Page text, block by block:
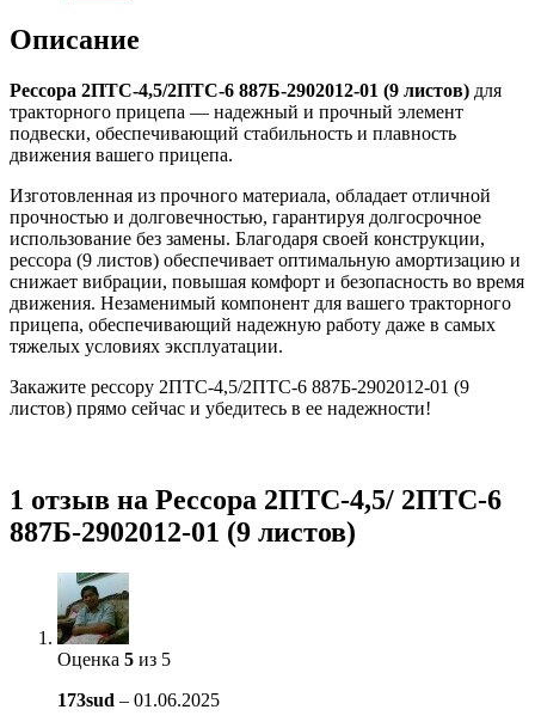
Описание
Рессора 2ПТС-4,5/2ПТС-6 887Б-2902012-01 (9 листов) для
тракторного прицепа — надежный и прочный элемент
подвески, обеспечивающий стабильность и плавность
движения вашего прицепа.
Изготовленная из прочного материала, обладает отличной
прочностью и долговечностью, гарантируя долгосрочное
использование без замены. Благодаря своей конструкции,
рессора (9 листов) обеспечивает оптимальную амортизацию и
снижает вибрации, повышая комфорт и безопасность во время
движения. Незаменимый компонент для вашего тракторного
прицепа, обеспечивающий надежную работу даже в самых
тяжелых условиях эксплуатации.
Закажите рессору 2ПТС-4,5/2ПТС-6 887Б-2902012-01 (9
листов) прямо сейчас и убедитесь в ее надежности!
1 отзыв на Рессора 2ПТС-4,5/ 2ПТС-6
887Б-2902012-01 (9 листов)
Оценка 5 из 5
173sud – 01.06.2025